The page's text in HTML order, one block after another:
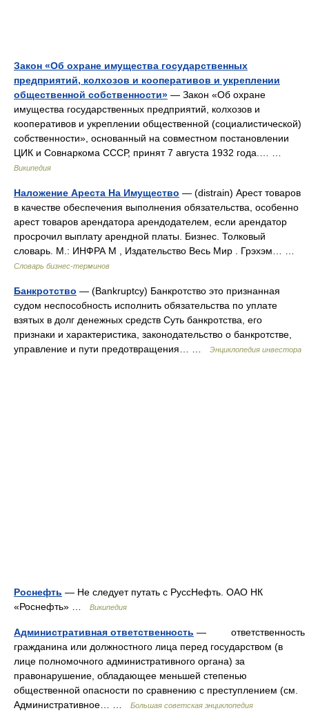
Закон «Об охране имущества государственных
предприятий, колхозов и кооперативов и укреплении
общественной собственности» — Закон «Об охране
имущества государственных предприятий, колхозов и
кооперативов и укреплении общественной (социалистической)
собственности», основанный на совместном постановлении
ЦИК и Совнаркома СССР, принят 7 августа 1932 года.… …
Википедия
Наложение Ареста На Имущество — (distrain) Арест товаров
в качестве обеспечения выполнения обязательства, особенно
арест товаров арендатора арендодателем, если арендатор
просрочил выплату арендной платы. Бизнес. Толковый
словарь. М.: ИНФРА М , Издательство Весь Мир . Грэхэм… …
Словарь бизнес-терминов
Банкротство — (Bankruptcy) Банкротство это признанная
судом неспособность исполнить обязательства по уплате
взятых в долг денежных средств Суть банкротства, его
признаки и характеристика, законодательство о банкротстве,
управление и пути предотвращения… …
Энциклопедия инвестора
Роснефть — Не следует путать с РуссНефть. ОАО НК
«Роснефть» …
Википедия
Административная ответственность — ответственность
гражданина или должностного лица перед государством (в
лице полномочного административного органа) за
правонарушение, обладающее меньшей степенью
общественной опасности по сравнению с преступлением (см.
Административное… …
Большая советская энциклопедия